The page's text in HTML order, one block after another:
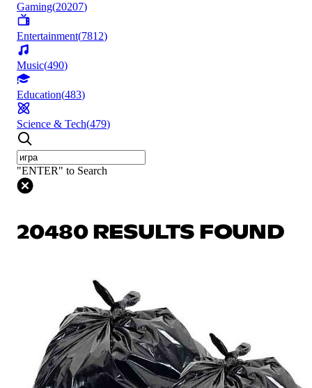
Gaming(20207)
Entertainment(7812)
Music(490)
Education(483)
Science & Tech(479)
"ENTER" to Search
20480 RESULTS FOUND